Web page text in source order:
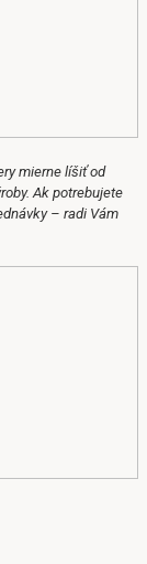
mierne líšiť od
Ak potrebujete
– radi Vám